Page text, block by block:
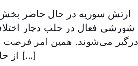
ارتش سوریه در حال حاضر
شورشی فعال در حلب دچار
درگیر می‌شوند. همین امر فرصت
از حلب را به دست بگیرد. بخشی از نیروهای شورشی در […]